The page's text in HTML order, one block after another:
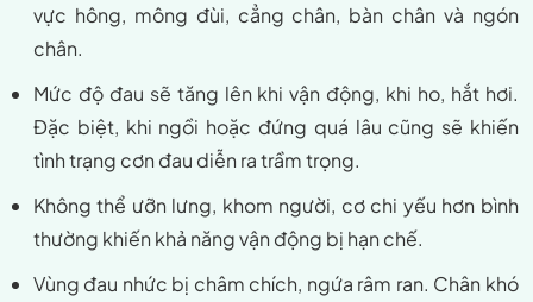
vực hông, mông đùi, cẳng chân, bàn chân và ngón
chân.
Mức độ đau sẽ tăng lên khi vận động, khi ho, hắt hơi.
Đặc biệt, khi ngồi hoặc đứng quá lâu cũng sẽ khiến
tình trạng cơn đau diễn ra trầm trọng.
Không thể ưỡn lưng, khom người, cơ chi yếu hơn bình
thường khiến khả năng vận động bị hạn chế.
Vùng đau nhức bị châm chích, ngứa râm ran. Chân khó